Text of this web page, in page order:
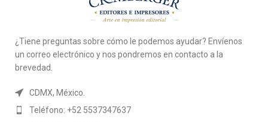
¿Tiene preguntas sobre cómo le podemos ayudar? Envíenos
un correo electrónico y nos pondremos en contacto a la
brevedad.
CDMX, México.
Teléfono: +52 5537347637